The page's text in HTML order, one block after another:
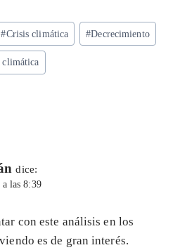
ke
dI
n
ai
l
re
#Crisis climática #Decrecimiento
climática
dice:
las 8:39
con este análisis en los
es de gran interés.